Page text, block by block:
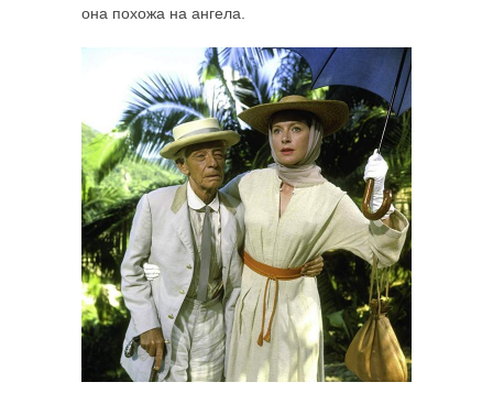
она похожа на ангела.